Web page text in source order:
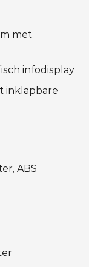
met
infodisplay
inklapbare
ABS